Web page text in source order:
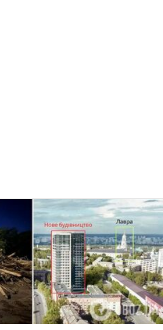
лавру закроют 80-метровым
киевские власти
строительство
верующего"
петицию по отмене строительства
совершила массированную